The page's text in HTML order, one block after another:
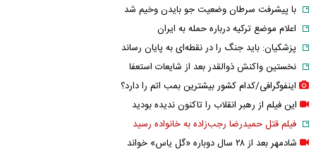
با پیشرفت سرطان وضعیت جو بایدن وخیم شد
اعلام موضع ترکیه درباره حمله به ایران
پزشکیان: باید جنگ را در نقطه‌ای به پایان رساند
نخستین واکنش ذوالقدر بعد از شایعات استعفا
اینفوگرافی/کدام کشور بیشترین بمب اتم را دارد؟
این فیلم از رهبر انقلاب را تاکنون ندیده بودید
فیلم قتل حمیدرضا رجب‌زاده به خانواده رسید
شادمهر بعد از ۲۸ سال دوباره «گل یاس» خواند